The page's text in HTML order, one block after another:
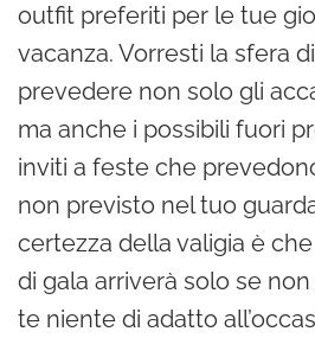
outfit preferiti per le tue
vacanza. Vorresti la sfera
prevedere non solo gli
ma anche i possibili fuori
inviti a feste che
non previsto nel tuo
certezza della valigia è
di gala arriverà solo se
te niente di adatto